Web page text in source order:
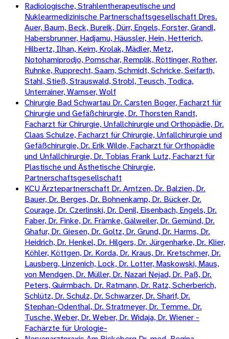
Radiologische, Strahlentherapeutische und
Nuklearmedizinische Partnerschaftsgesellschaft Dres.
Auer, Baum, Beck, Bureik, Dürr, Engels, Forster, Grandl,
Habersbrunner, Hadjamu, Häussler, Hein, Hetterich,
Hilbertz, Ilhan, Keim, Krolak, Mädler, Metz,
Notohamiprodjo, Pomschar, Remplik, Röttinger, Rother,
Ruhnke, Rupprecht, Saam, Schmidt, Schricke, Seifarth,
Stahl, Stieß, Strauswald, Strobl, Teusch, Todica,
Unterrainer, Wamser, Wolf
Chirurgie Bad Schwartau Dr. Carsten Boger, Facharzt für
Chirurgie und Gefäßchirurgie, Dr. Thorsten Randt,
Facharzt für Chirurgie, Unfallchirurgie und Orthopädie, Dr.
Claas Schulze, Facharzt für Chirurgie, Unfallchirurgie und
Gefäßchirurgie, Dr. Erik Wilde, Facharzt für Orthopädie
und Unfallchirurgie, Dr. Tobias Frank Lutz, Facharzt für
Plastische und Ästhetische Chirurgie,
Partnerschaftsgesellschaft
KCU Ärztepartnerschaft Dr. Arntzen, Dr. Balzien, Dr.
Bauer, Dr. Berges, Dr. Bohnenkamp, Dr. Bücker, Dr.
Courage, Dr. Czerlinski, Dr. Denil, Eisenbach, Engels, Dr.
Faber, Dr. Finke, Dr. Främke, Gälweiler, Dr. Gemünd, Dr.
Ghafur, Dr. Giesen, Dr. Goltz, Dr. Grund, Dr. Harms, Dr.
Heidrich, Dr. Henkel, Dr. Hilgers, Dr. Jürgenharke, Dr. Klier,
Köhler, Köttgen, Dr. Korda, Dr. Kraus, Dr. Kretschmer, Dr.
Lausberg, Linzenich, Lock, Dr. Lotter, Maskowski, Maus,
von Mendgen, Dr. Müller, Dr. Nazari Nejad, Dr. Paß, Dr.
Peters, Quirmbach. Dr. Ratmann, Dr. Ratz, Scherberich,
Schlütz, Dr. Schulz, Dr. Schwarzer, Dr. Sharif, Dr.
Stephan-Odenthal, Dr. Stratmeyer, Dr. Temme. Dr.
Tusche, Weber, Dr. Weber, Dr. Widaja, Dr. Wiener -
Fachärzte für Urologie-